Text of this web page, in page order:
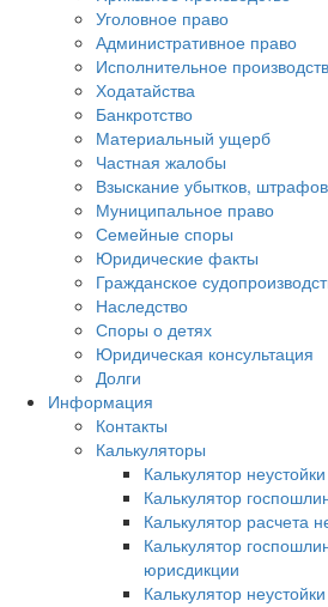
Уголовное право
Административное право
Исполнительное
Ходатайства
Банкротство
Материальный ущерб
Частная жалобы
Взыскание убытков, штрафов
Муниципальное право
Семейные споры
Юридические факты
Гражданское
Наследство
Споры о детях
Юридическая консультация
Долги
Информация
Контакты
Калькуляторы
Калькулятор
Калькулятор
Калькулятор расчета
Калькулятор
юрисдикции
Калькулятор